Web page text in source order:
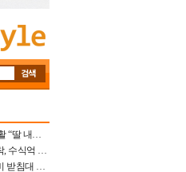
배우 최일순, 이혼 후 20년 산속 생활 “딸 내가 버렸다고 원망‥맘 아파”(특종)[어제TV]
‘혼외자→유부남’ 정우성 근황 포착, 수식억 해킹 피해 후배 만났다 “존경하는”
집 공개 유재석, 결혼사진 라면 냄비 받침대 되고 분노‥가족사진도 피해(놀뭐)[어제TV]